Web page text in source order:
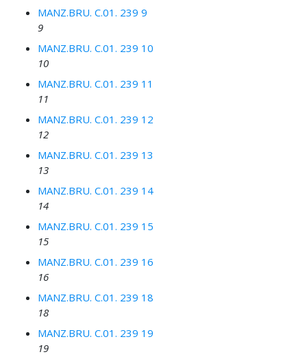
MANZ.BRU. C.01. 239 9
9
MANZ.BRU. C.01. 239 10
10
MANZ.BRU. C.01. 239 11
11
MANZ.BRU. C.01. 239 12
12
MANZ.BRU. C.01. 239 13
13
MANZ.BRU. C.01. 239 14
14
MANZ.BRU. C.01. 239 15
15
MANZ.BRU. C.01. 239 16
16
MANZ.BRU. C.01. 239 18
18
MANZ.BRU. C.01. 239 19
19